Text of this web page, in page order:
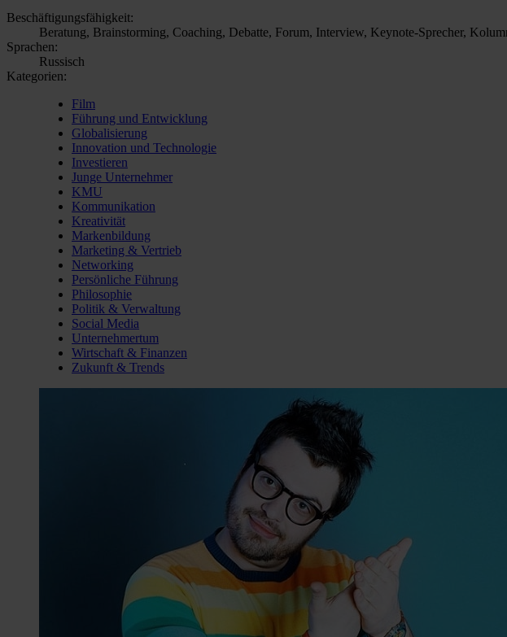
Beschäftigungsfähigkeit:
Beratung, Brainstorming, Coaching, Debatte, Forum, Interview, Keynote-Sprecher,
Sprachen:
Russisch
Kategorien:
Film
Führung und Entwicklung
Globalisierung
Innovation und Technologie
Investieren
Junge Unternehmer
KMU
Kommunikation
Kreativität
Markenbildung
Marketing & Vertrieb
Networking
Persönliche Führung
Philosophie
Politik & Verwaltung
Social Media
Unternehmertum
Wirtschaft & Finanzen
Zukunft & Trends